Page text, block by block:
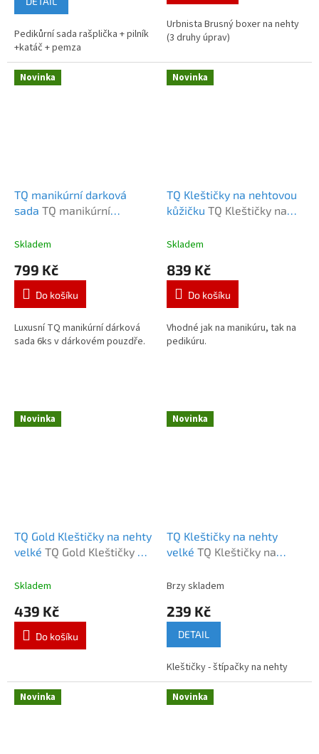
Pedikůrní sada rašplička + pilník
+katáč + pemza
5
hvězdiček.
Urbnista Brusný boxer na nehty
(3 druhy úprav)
Novinka
TQ manikúrní darková
sada TQ manikúrní
Skladem
799 Kč
Do košíku
Luxusní TQ manikúrní dárková
sada 6ks v dárkovém pouzdře.
Novinka
TQ Kleštičky na nehtovou
kůžičku TQ Kleštičky na
Skladem
839 Kč
Do košíku
Vhodné jak na manikúru, tak na
pedikúru.
Novinka
TQ Gold Kleštičky na nehty
velké TQ Gold Kleštičky na
Skladem
439 Kč
Do košíku
Novinka
TQ Kleštičky na nehty
velké TQ Kleštičky na
Brzy skladem
239 Kč
DETAIL
Kleštičky - štípačky na nehty
Novinka Novinka